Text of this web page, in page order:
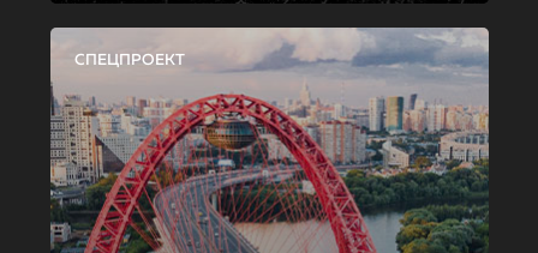
СПЕЦПРОЕКТ